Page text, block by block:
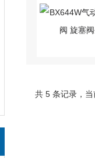
共 5 条记录，